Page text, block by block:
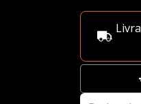
Se rendre au contenu